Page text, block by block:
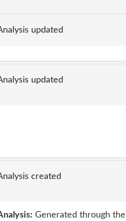
updated
updated
created
Generated through